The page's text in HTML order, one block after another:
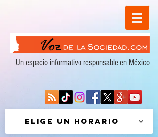
Un espacio informativo responsable en México
Elige un horario